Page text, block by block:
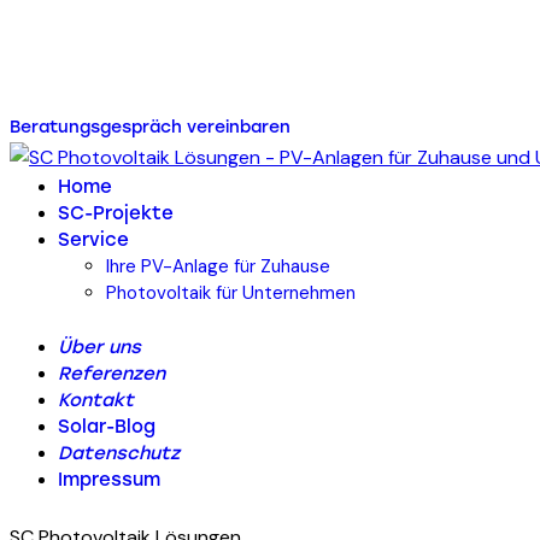
Beratungsgespräch vereinbaren
Home
SC-Projekte
Service
Ihre PV-Anlage für Zuhause
Photovoltaik für Unternehmen
Über uns
Referenzen
Kontakt
Solar-Blog
Datenschutz
Impressum